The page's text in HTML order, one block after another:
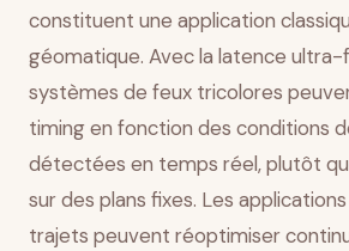
constituent une application
géomatique. Avec la latence ultra-
systèmes de feux tricolores
timing en fonction des conditions
détectées en temps réel, plutôt
sur des plans fixes. Les
trajets peuvent réoptimiser